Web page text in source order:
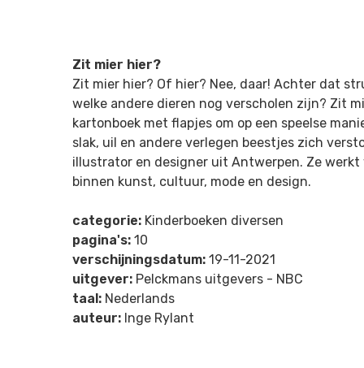
Zit mier hier?
Zit mier hier? Of hier? Nee, daar! Achter dat
welke andere dieren nog verscholen zijn? Zit
kartonboek met flapjes om op een speelse
slak, uil en andere verlegen beestjes zich
illustrator en designer uit Antwerpen. Ze werkt
binnen kunst, cultuur, mode en design.
categorie: Kinderboeken diversen
pagina's: 10
verschijningsdatum: 19-11-2021
uitgever: Pelckmans uitgevers - NBC
taal: Nederlands
auteur: Inge Rylant